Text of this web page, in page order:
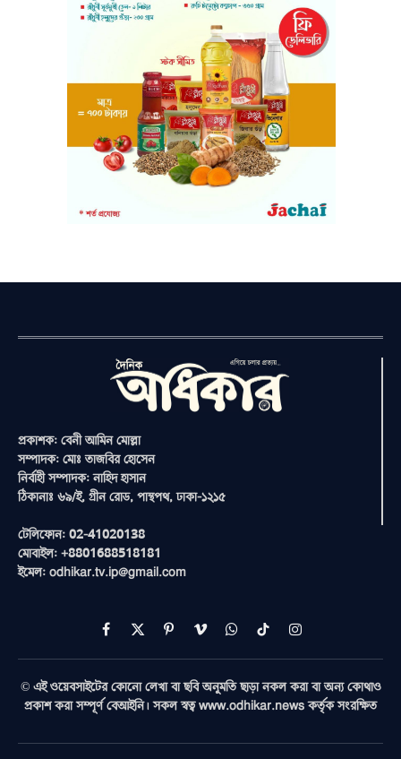
প্রকাশক: বেনী আমিন মোল্লা
সম্পাদক: মোঃ তাজবির হোসেন
নির্বাহী সম্পাদক: নাহিদ হাসান
ঠিকানাঃ ৬৯/ই, গ্রীন রোড, পান্থপথ, ঢাকা-১২১৫
টেলিফোন: 02-41020138
মোবাইল: +8801688518181
ইমেল: odhikar.tv.ip@gmail.com
Facebook
X
(Twitter)
PinterestVimeoWhatsAppTikTokInstagram
© এই ওয়েবসাইটের কোনো লেখা বা ছবি অনুমতি ছাড়া নকল করা বা অন্য কোথাও
প্রকাশ করা সম্পূর্ণ বেআইনি। সকল স্বত্ব www.odhikar.news কর্তৃক সংরক্ষিত